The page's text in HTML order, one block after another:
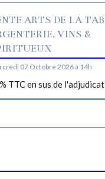
ARTS DE LA
VINS &
07 Octobre 2026 à 14h
TTC en sus de